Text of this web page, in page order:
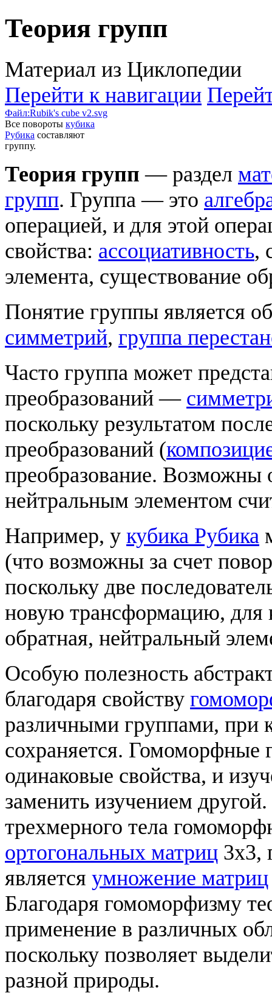
Теория групп
Материал из Циклопедии
Перейти к навигации
Файл:Rubik's cube v2.svg
Все повороты кубика
Рубика составляют
группу.
Теория групп — раздел
групп. Группа — это
операцией, и для этой
свойства: ассоциативность,
элемента, существование
Понятие группы является
симметрий, группа
Часто группа может
преобразований —
поскольку результатом
преобразований (
преобразование. Возможны
нейтральным элементом
Например, у кубика Рубика
(что возможны за счет
поскольку две
новую трансформацию, для
обратная, нейтральный
Особую полезность
благодаря свойству
различными группами, при
сохраняется.
одинаковые свойства, и
заменить изучением
трехмерного тела
ортогональных матриц 3x3,
является умножение матриц
Благодаря гомоморфизму
применение в различных
поскольку позволяет
разной природы.